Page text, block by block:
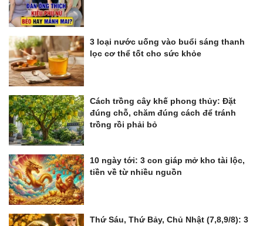
3 loại nước uống vào buổi sáng thanh
lọc cơ thể tốt cho sức khỏe
Cách trồng cây khế phong thủy: Đặt
đúng chỗ, chăm đúng cách để tránh
trồng rồi phải bỏ
10 ngày tới: 3 con giáp mở kho tài lộc,
tiền về từ nhiều nguồn
Thứ Sáu, Thứ Bảy, Chủ Nhật (7,8,9/8): 3